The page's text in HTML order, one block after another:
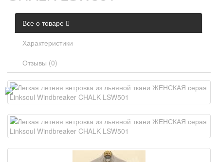
Все о товаре
Характеристики
Отзывы (0)